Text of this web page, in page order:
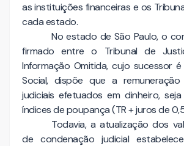
as instituições financeiras e os
cada estado.
No estado de São Paulo, o
firmado entre o Tribunal de
Informação Omitida, cujo sucessor
Social, dispõe que a
judiciais efetuados em dinheiro,
índices de poupança (TR + juros de
Todavia, a atualização dos
de condenação judicial